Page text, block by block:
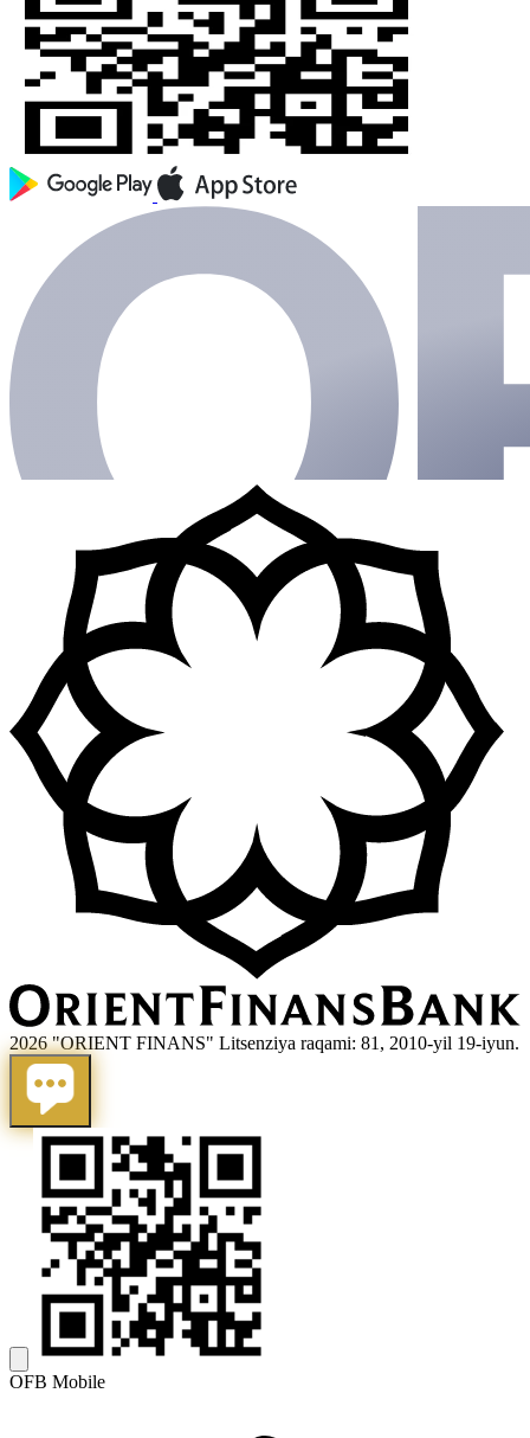
2026 "ORIENT FINANS" Litsenziya raqami: 81, 2010-yil 19-iyun.
OFB Mobile